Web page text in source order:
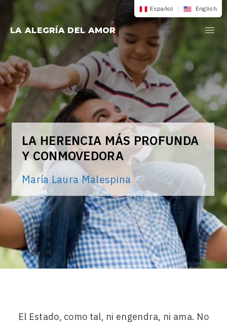
contenido
LA ALEGRÍA DEL AMOR
LA HERENCIA MÁS PROFUNDA
Y CONMOVEDORA
María Laura Malespina
Español | English
El Estado, como tal, ni engendra, ni ama. No